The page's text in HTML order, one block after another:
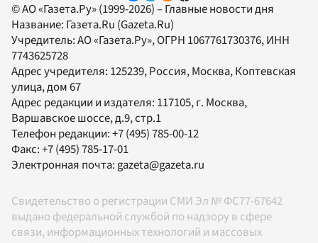
© АО «Газета.Ру» (1999-2026) – Главные новости дня
Название: Газета.Ru (Gazeta.Ru)
Учредитель:АО «Газета.Ру», ОГРН 1067761730376, ИНН
7743625728
Адрес учредителя: 125239, Россия, Москва, Коптевская
улица, дом 67
Адрес редакции и издателя: 117105, г. Москва,
Варшавское шоссе, д.9, стр.1
Телефон редакции:+7 (495) 785-00-12
Факс:+7 (495) 785-17-01
Электронная почта:gazeta@gazeta.ru
Свидетельство о регистрации СМИ Эл № ФС77-67642
выдано федеральной службой по надзору в сфере
связи, информационных технологий и массовых